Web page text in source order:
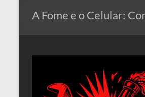
A Fome e o Celular: